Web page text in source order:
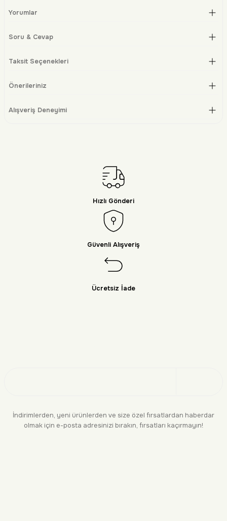
Yorumlar
Soru & Cevap
Taksit Seçenekleri
Önerileriniz
Alışveriş Deneyimi
Hızlı Gönderi
Güvenli Alışveriş
Ücretsiz İade
İndirimlerden, yeni ürünlerden ve size özel fırsatlardan haberdar
olmak için e-posta adresinizi bırakın, fırsatları kaçırmayın!